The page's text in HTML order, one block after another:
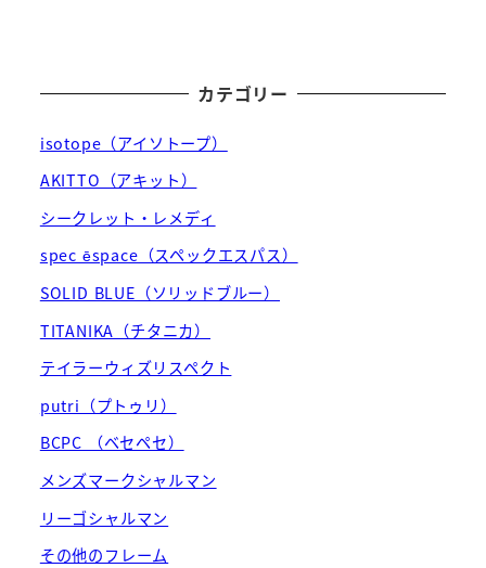
カテゴリー
isotope（アイソトープ）
AKITTO（アキット）
シークレット・レメディ
spec ēspace（スペックエスパス）
SOLID BLUE（ソリッドブルー）
TITANIKA（チタニカ）
テイラーウィズリスペクト
putri（プトゥリ）
BCPC （ベセペセ）
メンズマークシャルマン
リーゴシャルマン
その他のフレーム